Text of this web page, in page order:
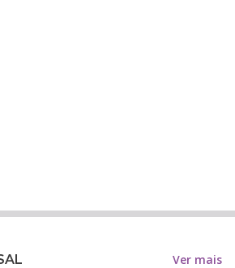
Ver mais